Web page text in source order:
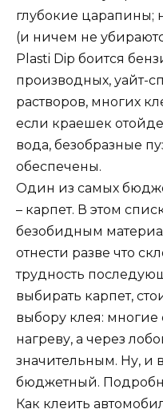
глубокие царапины;
(и ничем не
Plasti Dip боится
производных, уайт-
растворов, многих
если краешек
вода, безобразные
обеспечены.
Один из самых
– карпет. В этом
безобидным
отнести разве что
трудность
выбирать карпет,
выбору клея: многие
нагреву, а через
значительным. Ну, и
бюджетный.
Как клеить